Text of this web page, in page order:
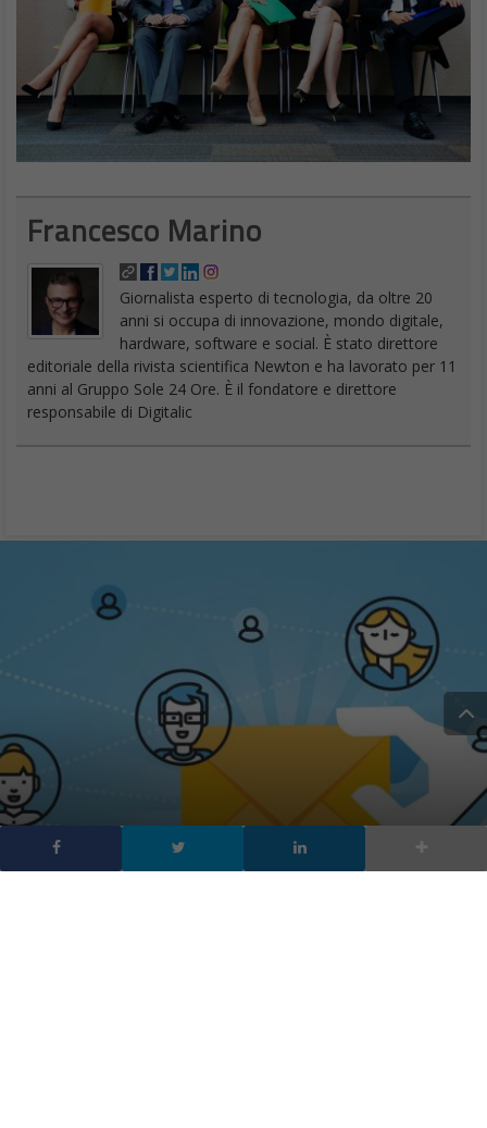
Francesco Marino
Giornalista esperto di tecnologia, da oltre 20
anni si occupa di innovazione, mondo digitale,
hardware, software e social. È stato direttore
editoriale della rivista scientifica Newton e ha lavorato per 11
anni al Gruppo Sole 24 Ore. È il fondatore e direttore
responsabile di Digitalic
Come usare le email in